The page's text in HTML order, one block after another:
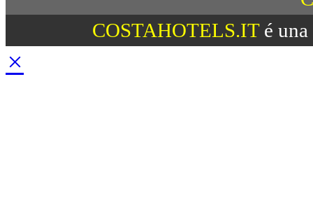
COSTAHOTELS.ITé una
×